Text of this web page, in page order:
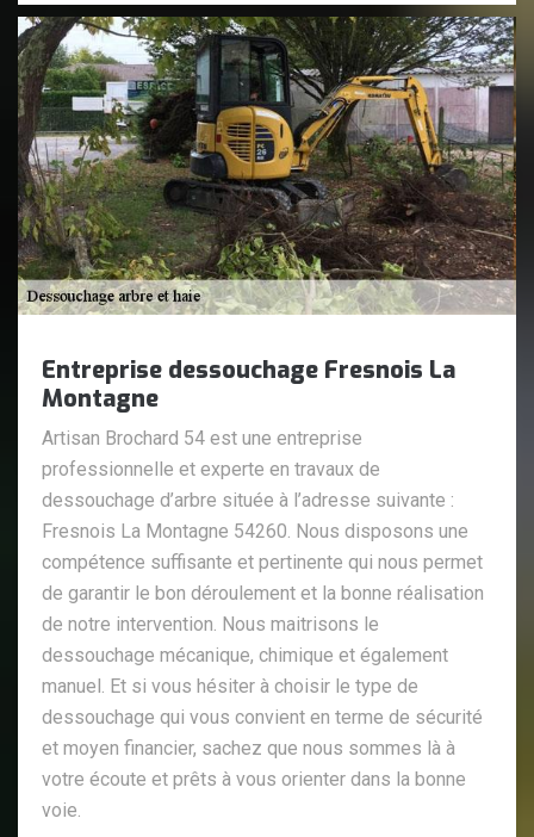
Entreprise dessouchage Fresnois La
Montagne
Artisan Brochard 54 est une entreprise
professionnelle et experte en travaux de
dessouchage d’arbre située à l’adresse suivante :
Fresnois La Montagne 54260. Nous disposons une
compétence suffisante et pertinente qui nous permet
de garantir le bon déroulement et la bonne réalisation
de notre intervention. Nous maitrisons le
dessouchage mécanique, chimique et également
manuel. Et si vous hésiter à choisir le type de
dessouchage qui vous convient en terme de sécurité
et moyen financier, sachez que nous sommes là à
votre écoute et prêts à vous orienter dans la bonne
voie.